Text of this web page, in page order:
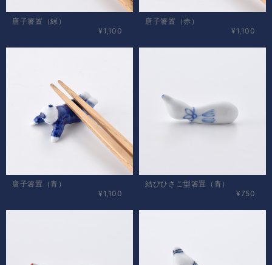
唐子箸置（緑）
¥1,100
唐子箸置（赤）
¥1,100
唐子箸置（青）
¥1,100
結びひさご型箸置（青）
¥750